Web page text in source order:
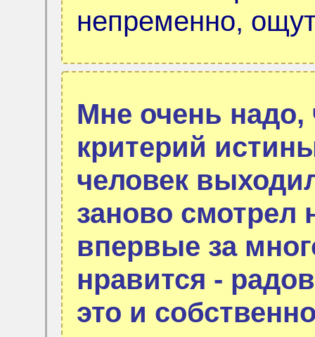
непременно,
Мне очень
критерий
человек
заново смотрел
впервые за
нравится -
это и